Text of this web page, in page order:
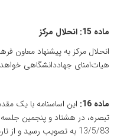
ماده 15:‌ انحلال مرکز
انحلال مرکز به پیشنهاد معاون
هیات‌امنای جهاددانشگاهی
ماده 16:
این اساسنامه با یک
تبصره، در هشتاد و پنجمین
13/5/83 به تصویب رسید و از تاریخ ابلاغ لازم الاجرا است.